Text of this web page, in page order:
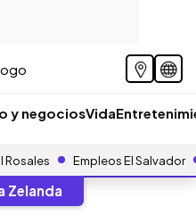
y negociosVida
Rosales Empleos El Salvador
Zelanda